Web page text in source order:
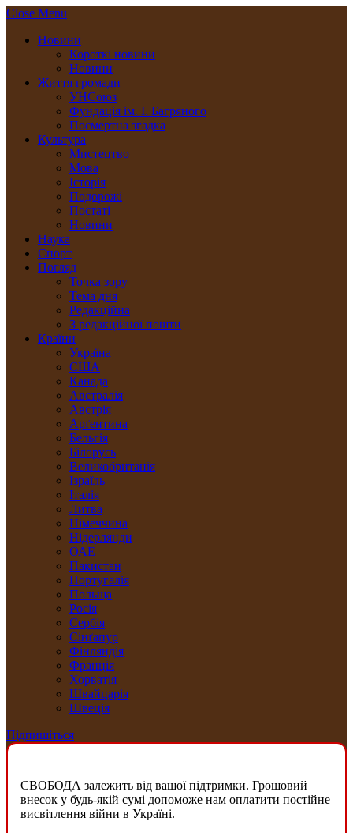
Close Menu
Новини
Короткі новини
Новини
Життя громади
УНСоюз
Фундація ім. І. Багряного
Посмертна згадка
Культура
Мистецтво
Мова
Історія
Подорожі
Постаті
Новини
Наука
Спорт
Погляд
Точка зору
Тема дня
Редакційна
З редакційної пошти
Країни
Україна
США
Канада
Австралія
Австрія
Арґентина
Бельгія
Білорусь
Великобританія
Ізраїль
Італія
Литва
Німеччина
Нідерлянди
ОАЕ
Пакистан
Португалія
Польща
Росія
Сербія
Сінґапур
Фінляндія
Франція
Хорватія
Швайцарія
Швеція
Підпишіться
СВОБОДА залежить від вашої підтримки. Грошовий
внесок у будь-якій сумі допоможе нам оплатити постійне
висвітлення війни в Україні.